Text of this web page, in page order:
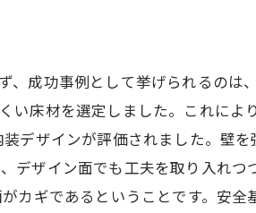
成功事例として挙げられるのは
床材を選定しました。これによ
デザインが評価されました。壁
デザイン面でも工夫を取り入れつ
カギであるということです。安全